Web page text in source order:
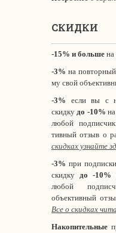
СКИДКИ
-15% и больше на
-3% на
му свой
-3% если вы с
скидкудо -10%
любой
тивный отзыв о
скидках узнайте
-3% при
скидку до -10%
любой
объективный
Все о скидках
Накопительные